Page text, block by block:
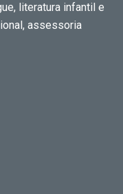
literatura infantil e
assessoria